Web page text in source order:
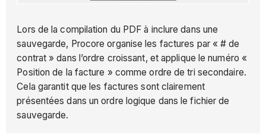
Lors de la compilation du PDF à inclure dans une
sauvegarde, Procore organise les factures par « # de
contrat » dans l’ordre croissant, et applique le numéro «
Position de la facture » comme ordre de tri secondaire.
Cela garantit que les factures sont clairement
présentées dans un ordre logique dans le fichier de
sauvegarde.